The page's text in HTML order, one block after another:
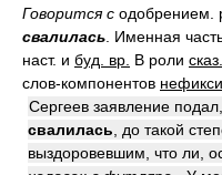
Говорится с одобрением.
свалилась Именная
наст. и буд. вр. В роли сказ.
слов-компонентов
Сергеев заявление
свалилась , до такой
выздоровевшим, что ли,